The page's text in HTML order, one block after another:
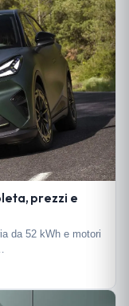
prezzi e
da 52 kWh e motori